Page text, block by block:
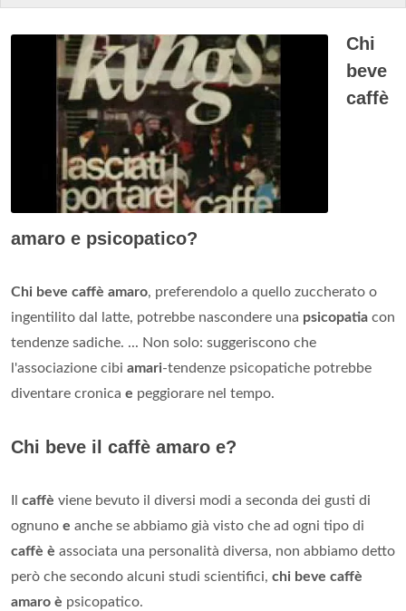
Chi
beve
caffè
amaro e psicopatico?
Chi beve caffè amaro, preferendolo a quello zuccherato o
ingentilito dal latte, potrebbe nascondere una psicopatia con
tendenze sadiche. ... Non solo: suggeriscono che
l'associazione cibi amari-tendenze psicopatiche potrebbe
diventare cronica e peggiorare nel tempo.
Chi beve il caffè amaro e?
caffè viene bevuto il diversi modi a seconda dei gusti di
ognuno e anche se abbiamo già visto che ad ogni tipo di
caffè è associata una personalità diversa, non abbiamo detto
però che secondo alcuni studi scientifici, chi beve caffè
amaro è psicopatico.